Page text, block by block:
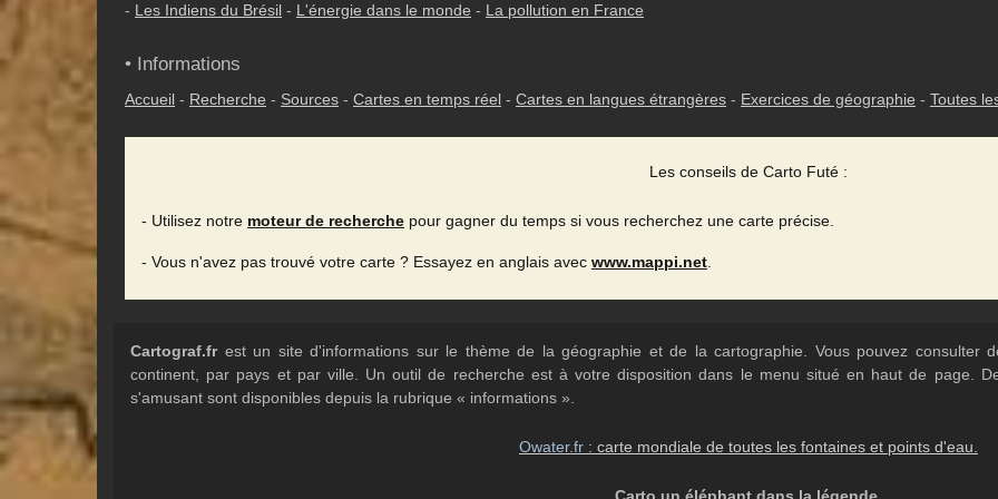
- Les Indiens du Brésil - L'énergie dans le monde - La pollution en France
• Informations
Accueil - Recherche - Sources - Cartes en temps réel - Cartes en langues étrangères - Exercices de géographie - Toutes
Les conseils de Carto Futé :
- Utilisez notre moteur de recherche pour gagner du temps si vous recherchez une carte précise.
- Vous n'avez pas trouvé votre carte ? Essayez en anglais avec www.mappi.net
Cartograf.frest un site d'informations sur le thème de la géographie et de la cartographie. Vous pouvez consulter
continent, par pays et par ville. Un outil de recherche est à votre disposition dans le menu situé en haut de page.
s'amusant sont disponibles depuis la rubrique « informations ».
Owater.fr : carte mondiale de toutes les fontaines et points d'eau.